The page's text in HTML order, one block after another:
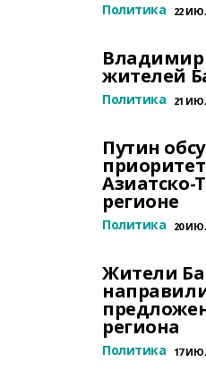
Политика 22
Владимир
жителей
Политика 21
Путин
Азиатско-
регионе
Политика 20
Жители
региона
Политика 17